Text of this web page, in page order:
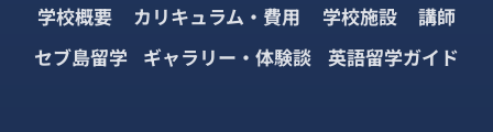
学校概要 カリキュラム・費用 学校施設
講師
セブ島留学 ギャラリー・体験談 英語留学ガイド